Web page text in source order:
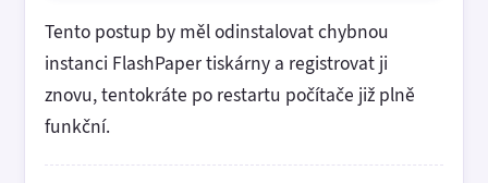
Tento postup by měl odinstalovat chybnou
instanci FlashPaper tiskárny a registrovat ji
znovu, tentokráte po restartu počítače již plně
funkční.